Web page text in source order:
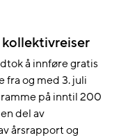
kollektivreiser
å innføre gratis
fra og med 3. juli
på inntil 200
del av
årsrapport og